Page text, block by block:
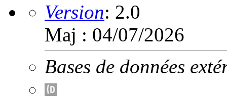
Version: 2.0
Maj : 04/07/2026
Bases de données